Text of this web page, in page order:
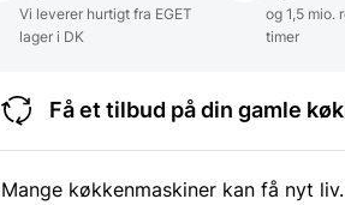
Vi leverer hurtigt fra EGET
lager i DK
og 1,5 mio.
timer
Få et tilbud på din gamle
Mange køkkenmaskiner kan få nyt